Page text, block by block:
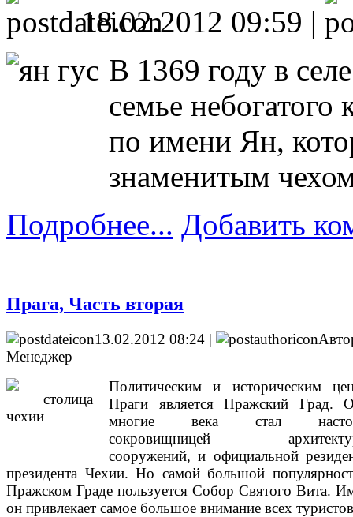
18.02.2012 09:59 |
В 1369 году в
семье небогатого
по имени Ян,
знаменитым
Подробнее... Добавить
Прага, Часть вторая
13.02.2012 08:24 |
Менеджер
Политическим и историческим
Праги является Пражский Град.
многие века стал
сокровищницей
сооружений, и официальной
президента Чехии. Но самой большой
Пражском Граде пользуется Собор Святого Вита.
он привлекает самое большое внимание всех